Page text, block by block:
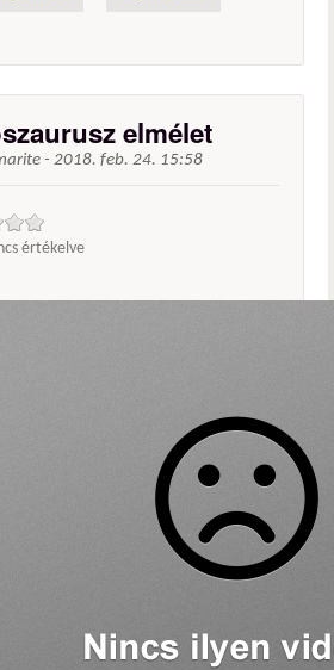
elmélet
- 2018. feb. 24. 15:58
értékelve